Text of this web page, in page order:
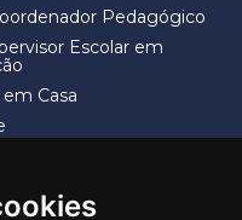
Pedagógico
Escolar em
Casa